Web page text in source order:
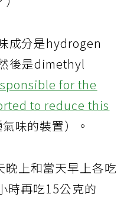
成分是hydrogen
後是dimethyl
for the
to reduce this
味的裝置）。
上和當天早上各吃
時再吃15公克的